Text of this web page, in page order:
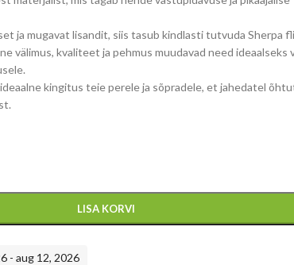
ja mugavat lisandit, siis tasub kindlasti tutvuda Sherpa
välimus, kvaliteet ja pehmus muudavad need ideaalseks
kingitus teie perele ja sõpradele, et jahedatel
LISA KORVI
- aug 12, 2026